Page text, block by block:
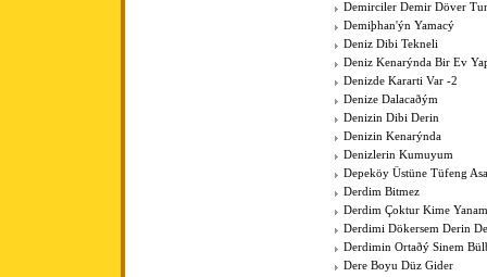
Demirciler Demir Döver
Demiþhan'ýn Yamacý
Deniz Dibi Tekneli
Deniz Kenarýnda Bir Ev
Denizde Kararti Var -2
Denize Dalacaðým
Denizin Dibi Derin
Denizin Kenarýnda
Denizlerin Kumuyum
Depeköy Üstüne Tüfeng
Derdim Bitmez
Derdim Çoktur Kime
Derdimi Dökersem Derin
Derdimin Ortaðý Sinem
Dere Boyu Düz Gider